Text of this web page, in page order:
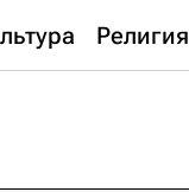
Религия